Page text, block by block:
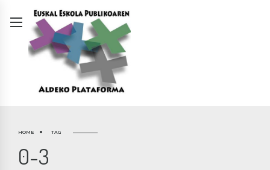
HOME TAG
0-3